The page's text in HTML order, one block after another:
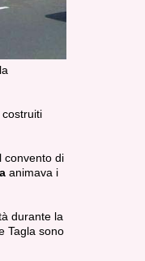
convento di
animava i
durante la
Tagla sono